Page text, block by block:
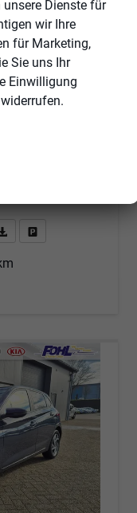
anfordern
Fahrzeugexpose (PDF)
unsere Dienste für
wir Ihre
für Marketing,
Sie uns Ihr
Einwilligung